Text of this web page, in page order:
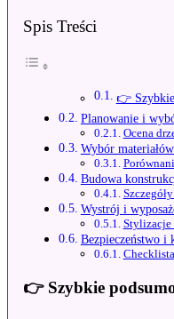
Spis Treści
👉
Planowanie i
Ocena
Wybór
Budowa
Wystrój i
Stylizacje
Bezpieczeństwo i
👉 Szybkie